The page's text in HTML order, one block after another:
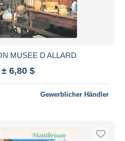
MUSEE D ALLARD
± 6,80 $
Gewerblicher Händler